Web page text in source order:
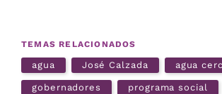
TEMAS RELACIONADOS
agua José Calzada agua
gobernadores programa social